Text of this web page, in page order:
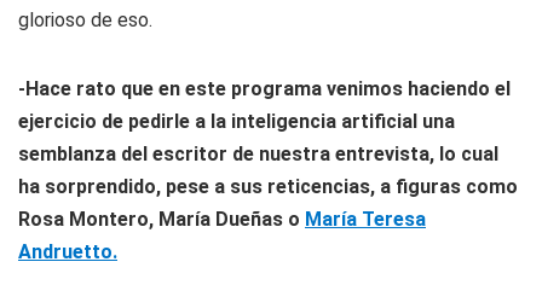
glorioso de eso.
-Hace rato que en este programa venimos haciendo el
ejercicio de pedirle a la inteligencia artificial una
semblanza del escritor de nuestra entrevista, lo cual
ha sorprendido, pese a sus reticencias, a figuras como
Rosa Montero, María Dueñas o María Teresa
Andruetto.